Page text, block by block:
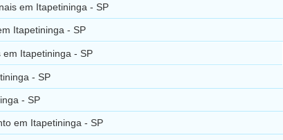
em Itapetininga - SP
Itapetininga - SP
Itapetininga - SP
- SP
- SP
em Itapetininga - SP